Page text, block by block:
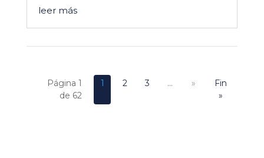
leer más
Página 1
de 62
1 2 3 ... »
Fin
»